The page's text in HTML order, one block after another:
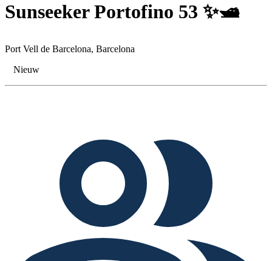
Sunseeker Portofino 53 ✨🛥️
Port Vell de Barcelona, Barcelona
Nieuw